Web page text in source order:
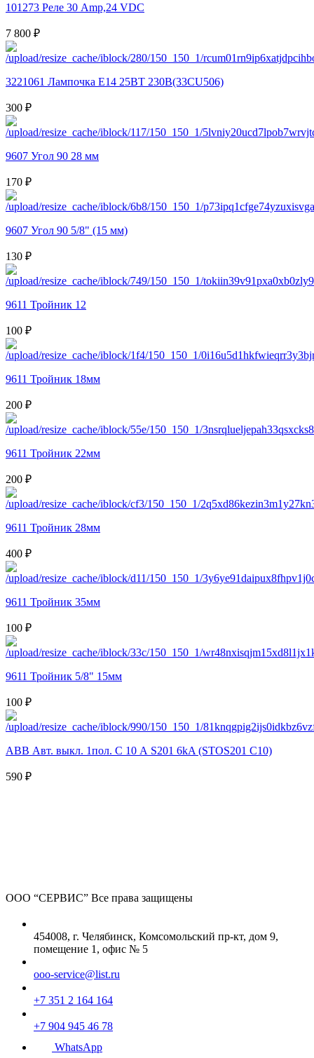
101273 Реле 30 Amp,24 VDC
7 800 ₽
3221061 Лампочка Е14 25ВТ 230В(33CU506)
300 ₽
9607 Угол 90 28 мм
170 ₽
9607 Угол 90 5/8" (15 мм)
130 ₽
9611 Тройник 12
100 ₽
9611 Тройник 18мм
200 ₽
9611 Тройник 22мм
200 ₽
9611 Тройник 28мм
400 ₽
9611 Тройник 35мм
100 ₽
9611 Тройник 5/8" 15мм
100 ₽
ABB Авт. выкл. 1пол. С 10 А S201 6kA (STOS201 C10)
590 ₽
ООО “СЕРВИС” Все права защищены
454008, г. Челябинск, Комсомольский пр-кт, дом 9,
помещение 1, офис № 5
ooo-service@list.ru
+7 351 2 164 164
+7 904 945 46 78
WhatsApp